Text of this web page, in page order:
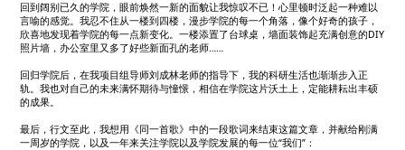
回到阔别已久的学院，眼前焕然一新的面貌让我惊叹不已！心里顿时泛起一种难以
言喻的感觉。我忍不住从一楼到四楼，漫步学院的每一个角落，像个好奇的孩子，
欣喜地发现着学院的每一点新变化。一楼添置了台球桌，墙面装饰起充满创意的DIY
照片墙，办公室里又多了好些新面孔的老师……
回归学院后，在我项目组导师刘成林老师的指导下，我的科研生活也渐渐步入正
轨。我也对自己的未来满怀期待与憧憬，相信在学院这片沃土上，定能耕耘出丰硕
的成果。
最后，行文至此，我想用《同一首歌》中的一段歌词来结束这篇文章，并献给刚满
一周岁的学院，以及一年来关注学院以及学院发展的每一位“我们”：